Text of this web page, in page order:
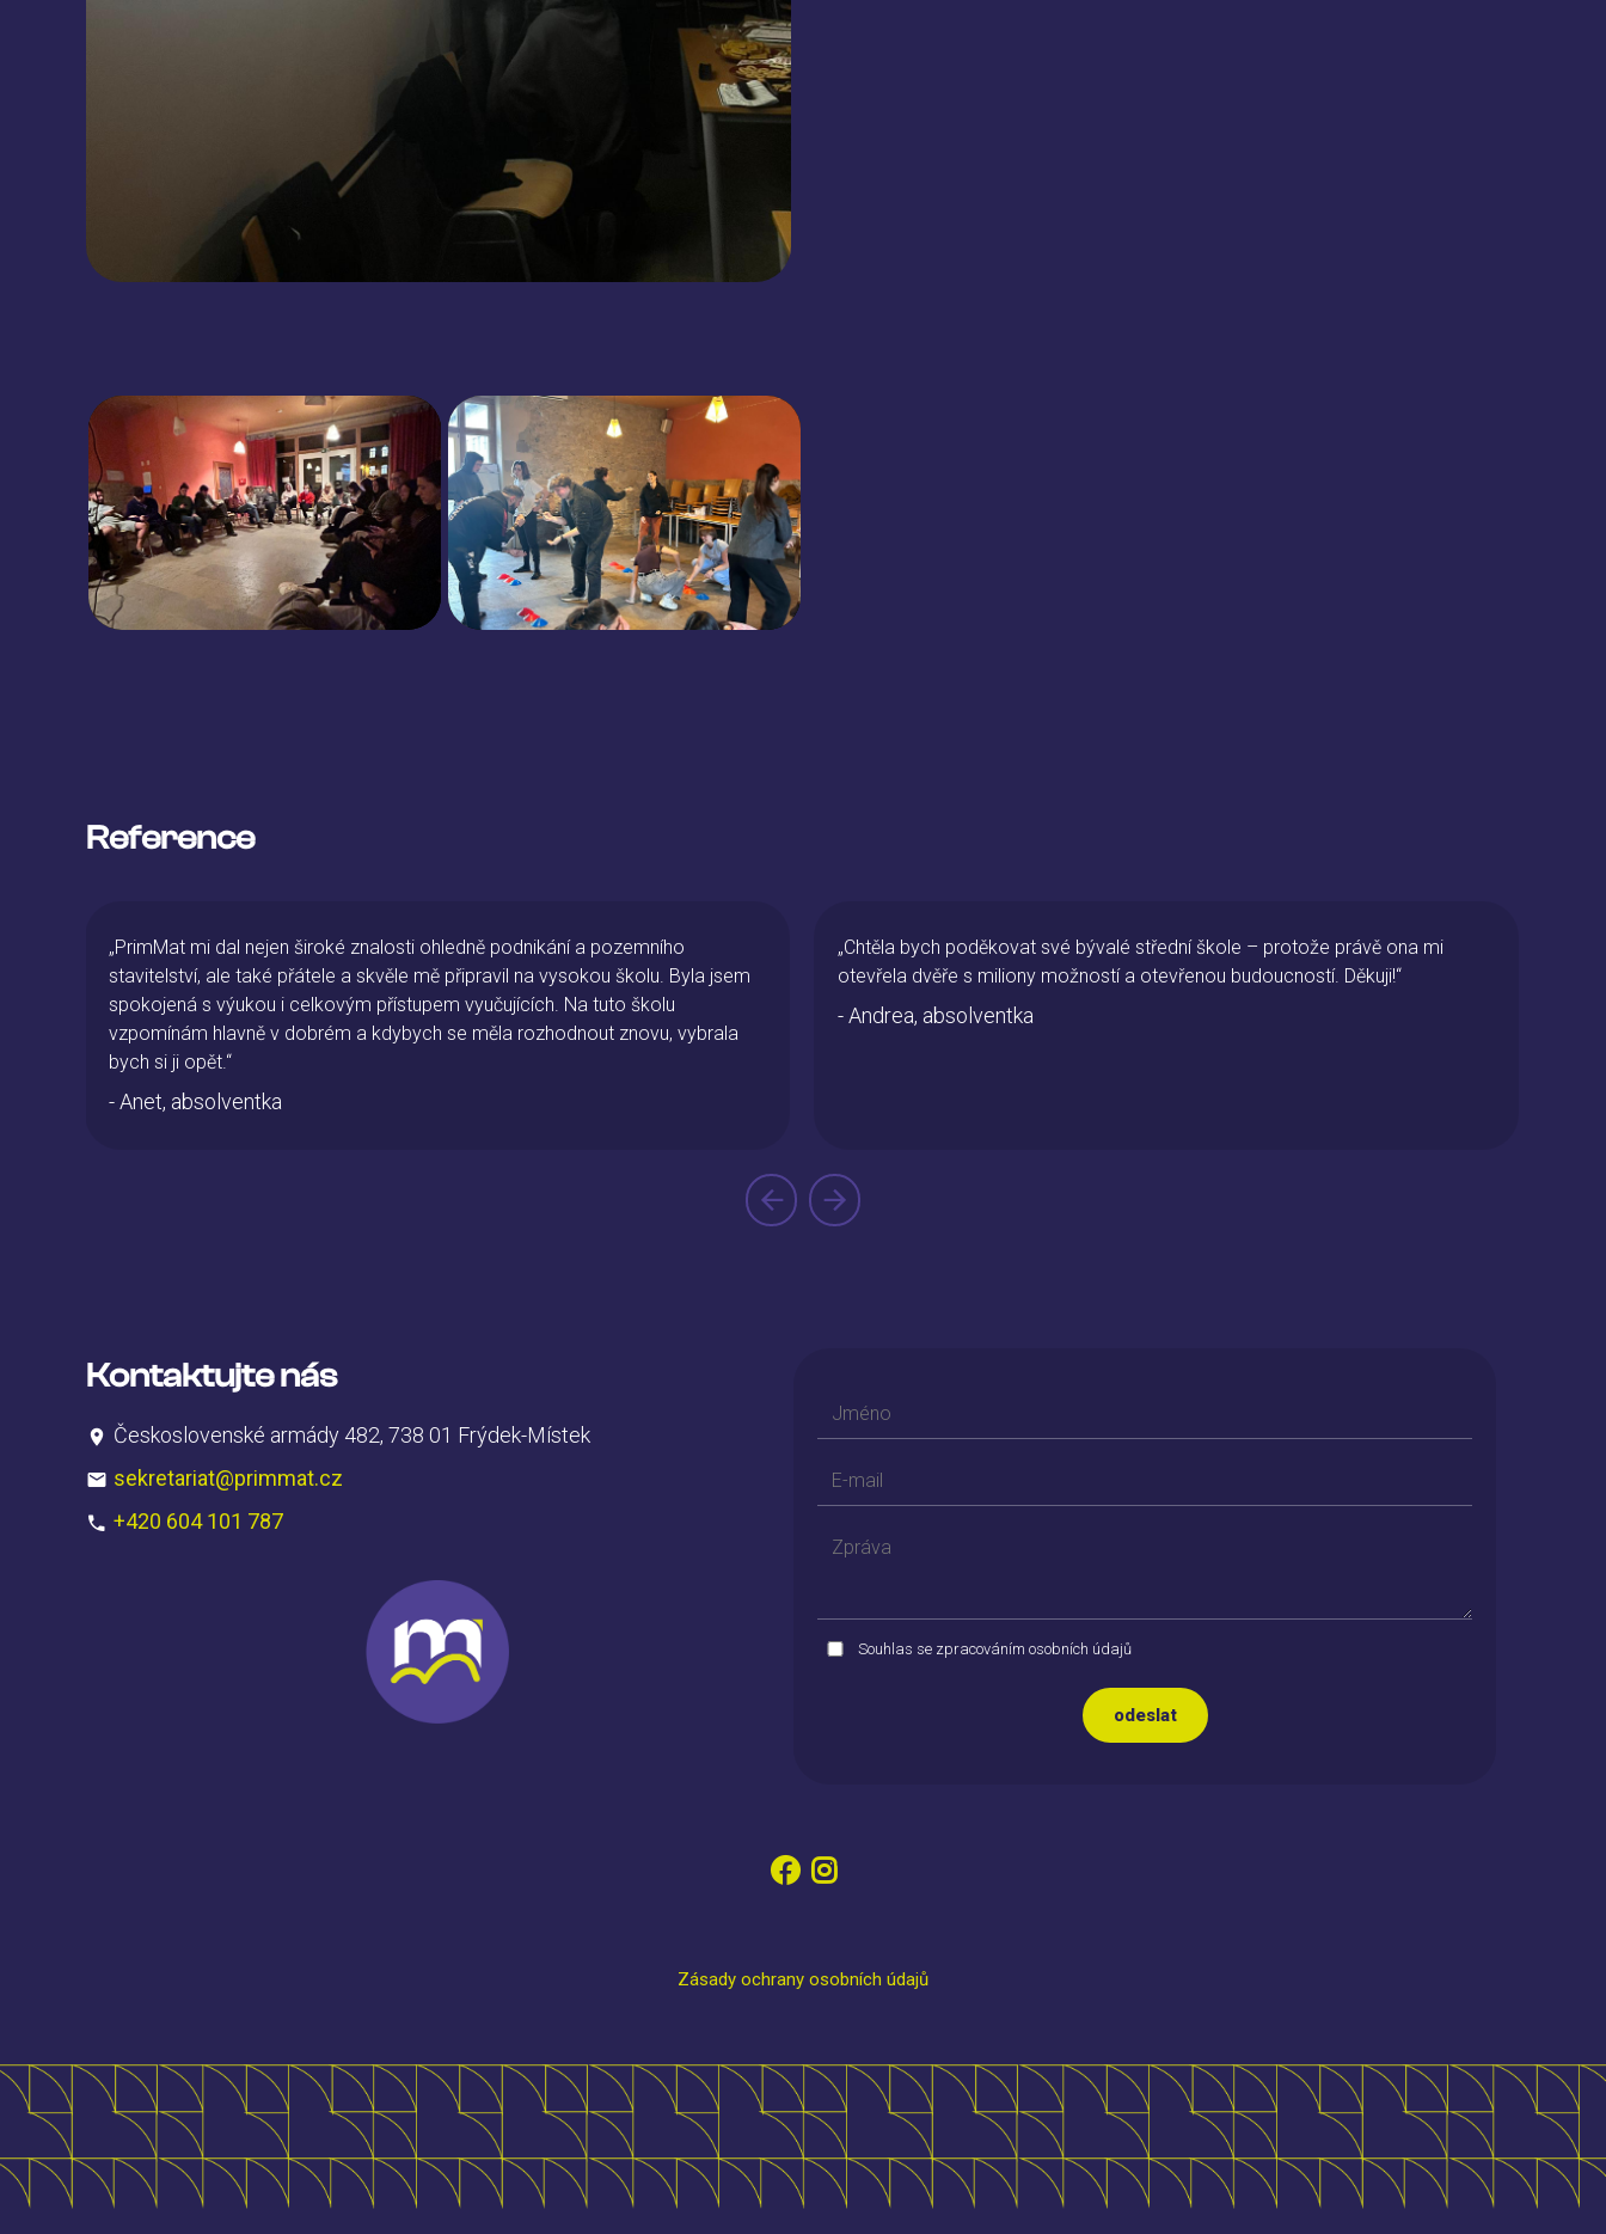
Reference
„Chtěla bych poděkovat své bývalé střední škole – protože právě ona mi
otevřela dvěře s miliony možností a otevřenou budoucností. Děkuji!“
- Andrea, absolventka
„Na této škole jsem prožila čtyři úžasné roky. Otevřela mi mou vysněnou cestu
a motivovala mě pracovat a strávit život v zahraničí. Díky školní praxi, kterou
jsem strávila v zahraničí, jsem poznala, že právě tam vidím svou budoucnost.
Znalosti, které jsem na této škole získala v rámci oboru Cestovní ruch,
Kontaktujte nás
Československé armády 482, 738 01 Frýdek-Místek
sekretariat@primmat.cz
+420 604 101 787
Souhlas se zpracováním osobních údajů
Zásady ochrany osobních údajů